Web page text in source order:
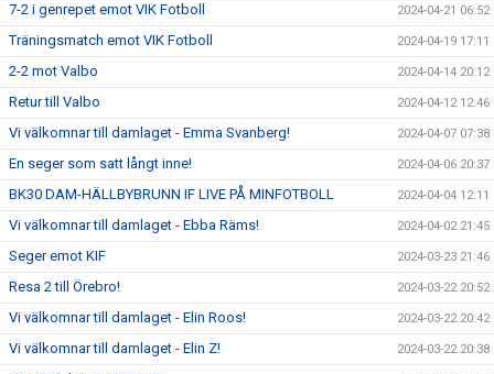
7-2 i genrepet emot VIK Fotboll 2024-04-21 06:52
Träningsmatch emot VIK Fotboll 2024-04-19 17:11
2-2 mot Valbo 2024-04-14 20:12
Retur till Valbo 2024-04-12 12:46
Vi välkomnar till damlaget - Emma Svanberg! 2024-04-07 07:38
En seger som satt långt inne! 2024-04-06 20:37
BK30 DAM-HÄLLBYBRUNN IF LIVE PÅ MINFOTBOLL 2024-04-04 12:11
Vi välkomnar till damlaget - Ebba Räms! 2024-04-02 21:45
Seger emot KIF 2024-03-23 21:46
Resa 2 till Örebro! 2024-03-22 20:52
Vi välkomnar till damlaget - Elin Roos! 2024-03-22 20:42
Vi välkomnar till damlaget - Elin Z! 2024-03-22 20:38